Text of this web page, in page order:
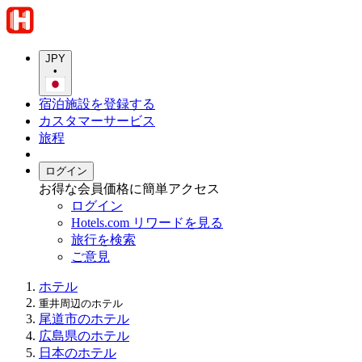
JPY
•
宿泊施設を登録する
カスタマーサービス
旅程
ログイン
お得な会員価格に簡単アクセス
ログイン
Hotels.com リワードを見る
旅行を検索
ご意見
ホテル
重井周辺のホテル
尾道市のホテル
広島県のホテル
日本のホテル